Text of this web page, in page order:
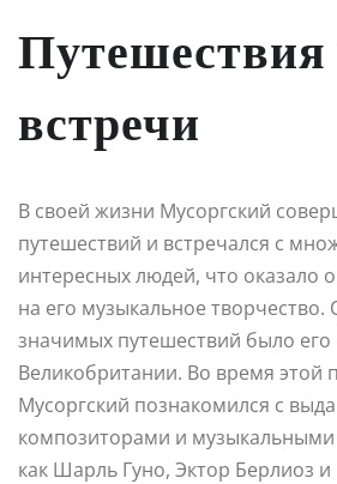
встречи
В своей жизни Мусоргский
путешествий и встречался с
интересных людей, что оказало
на его музыкальное
значимых путешествий было
Великобритании. Во время этой
Мусоргский познакомился с
композиторами и музыкальными
как Шарль Гуно, Эктор Берлиоз